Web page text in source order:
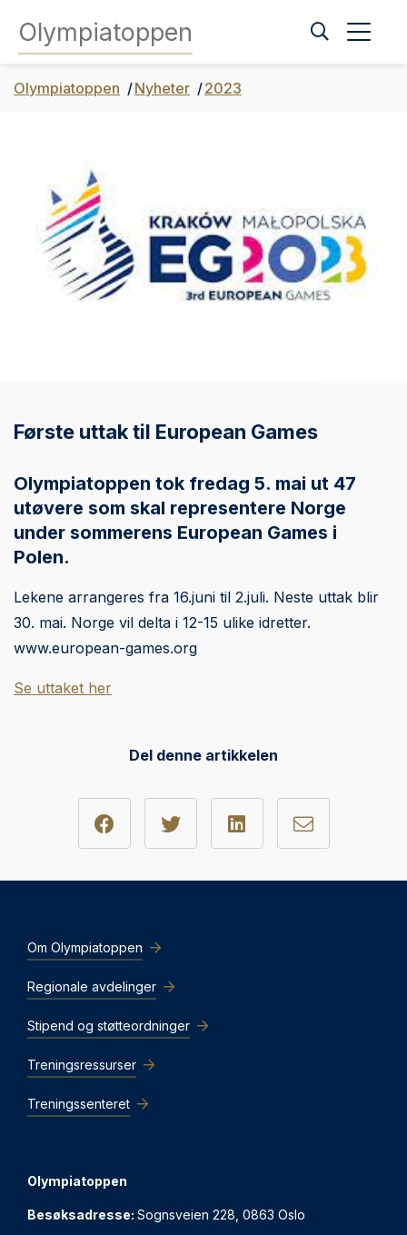
Olympiatoppen
Olympiatoppen Nyheter 2023
Første uttak til European Games
Olympiatoppen tok fredag 5. mai ut 47
utøvere som skal representere Norge
under sommerens European Games i
Polen.
Lekene arrangeres fra 16.juni til 2.juli. Neste uttak blir
30. mai. Norge vil delta i 12-15 ulike idretter.
www.european-games.org
Se uttaket her
Del denne artikkelen
Om Olympiatoppen
Regionale avdelinger
Stipend og støtteordninger
Treningsressurser
Treningssenteret
Olympiatoppen
Besøksadresse: Sognsveien 228, 0863 Oslo